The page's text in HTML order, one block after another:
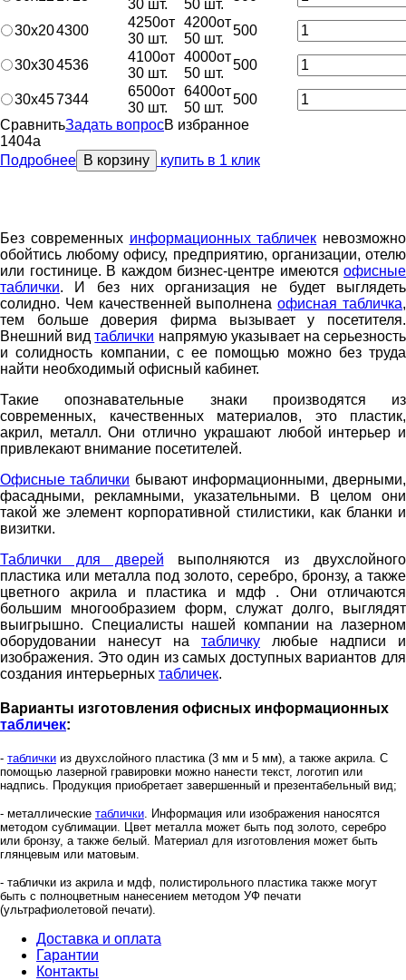
30 шт. 50 шт.
30х204300
4250от
30 шт.
4200от
50 шт.
500
30х304536
4100от
30 шт.
4000от
50 шт.
500
30х457344
6500от
30 шт.
6400от
50 шт.
500
СравнитьЗадать вопросВ избранное
1404a
Подробнее В корзину купить в 1 клик
Без современных информационных табличек невозможно
обойтись любому офису, предприятию, организации, отелю
или гостинице. В каждом бизнес-центре имеются офисные
таблички. И без них организация не будет выглядеть
солидно. Чем качественней выполненаофисная табличка,
тем больше доверия фирма вызывает у посетителя.
Внешний видтаблички напрямую указывает на серьезность
и солидность компании, с ее помощью можно без труда
найти необходимый офисный кабинет.
Такие опознавательные знаки производятся из
современных, качественных материалов, это пластик,
акрил, металл. Они отлично украшают любой интерьер и
привлекают внимание посетителей.
Офисные таблички бывают информационными, дверными,
фасадными, рекламными, указательными. В целом они
такой же элемент корпоративной стилистики, как бланки и
визитки.
Таблички для дверей выполняются из двухслойного
пластика или металла под золото, серебро, бронзу, а также
цветного акрила и пластика и мдф . Они отличаются
большим многообразием форм, служат долго, выглядят
выигрышно. Специалисты нашей компании на лазерном
оборудовании нанесут на табличку любые надписи и
изображения. Это один из самых доступных вариантов для
создания интерьерных табличек.
Варианты изготовления офисных информационных
табличек:
- таблички из двухслойного пластика (3 мм и 5 мм), а также акрила. С
помощью лазерной гравировки можно нанести текст, логотип или
надпись. Продукция приобретает завершенный и презентабельный вид;
- металлические таблички . Информация или изображения наносятся
методом сублимации. Цвет металла может быть под золото, серебро
или бронзу, а также белый. Материал для изготовления может быть
глянцевым или матовым.
- таблички из акрила и мдф, полистирольного пластика также могут
быть с полноцветным нанесением методом УФ печати
(ультрафиолетовой печати).
Доставка и оплата
Гарантии
Контакты